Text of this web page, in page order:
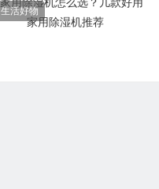
生活好物